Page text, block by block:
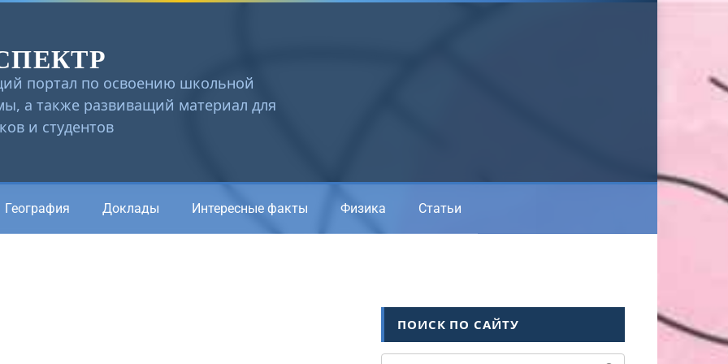
портал по освоению школьной
а также развиващий материал для
и студентов
География Доклады Интересные факты Физика Статьи
ПОИСК ПО САЙТУ